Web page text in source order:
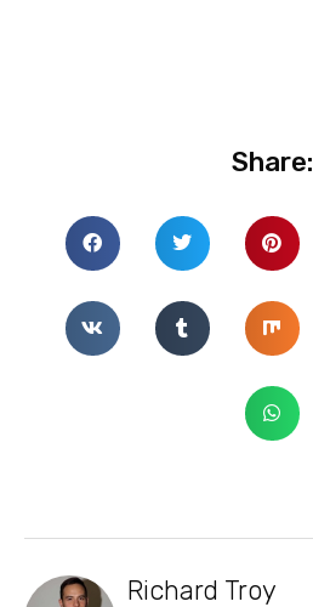
Share:
Richard Troy